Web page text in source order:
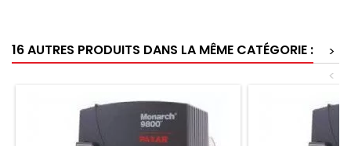
16 AUTRES PRODUITS DANS LA MÊME CATÉGORIE :
>
<